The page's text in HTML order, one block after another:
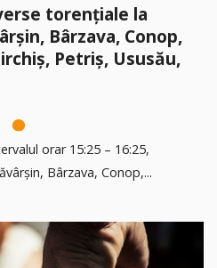
torențiale la
Bârzava, Conop,
Petriș, Ususău,
orar 15:25 – 16:25,
Bârzava, Conop,...